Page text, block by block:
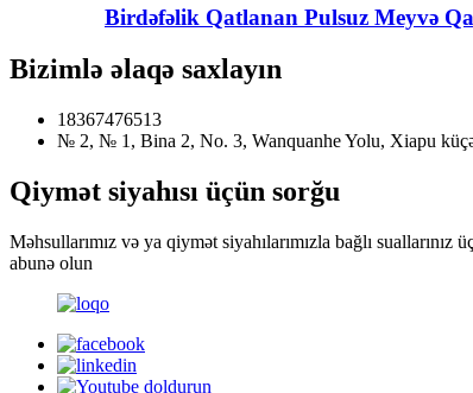
Birdəfəlik Qatlanan Pulsuz Meyvə
Bizimlə əlaqə saxlayın
18367476513
№ 2, № 1, Bina 2, No. 3, Wanquanhe Yolu, Xiapu
Qiymət siyahısı üçün sorğu
Məhsullarımız və ya qiymət siyahılarımızla bağlı
abunə olun